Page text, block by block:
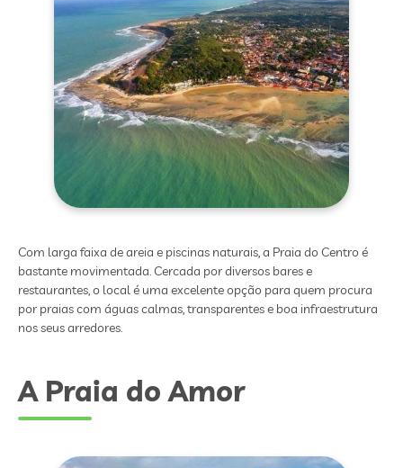
Com larga faixa de areia e piscinas naturais, a Praia do Centro é
bastante movimentada. Cercada por diversos bares e
restaurantes, o local é uma excelente opção para quem procura
por praias com águas calmas, transparentes e boa infraestrutura
nos seus arredores.
A Praia do Amor